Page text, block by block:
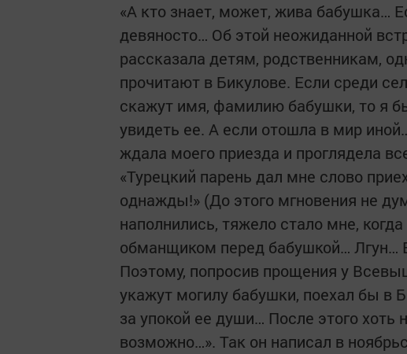
«А кто знает, может, жива бабушка…
девяносто… Об этой неожиданной
рассказала детям, родственникам,
прочитают в Бикулове. Если среди
скажут имя, фамилию бабушки, то я
увидеть ее. А если отошла в мир
ждала моего приезда и проглядела
«Турецкий парень дал мне слово
однажды!» (До этого мгновения не
наполнились, тяжело стало мне,
обманщиком перед бабушкой…
Поэтому, попросив прощения у
укажут могилу бабушки, поехал бы в
за упокой ее души… После этого хоть
возможно…». Так он написал в